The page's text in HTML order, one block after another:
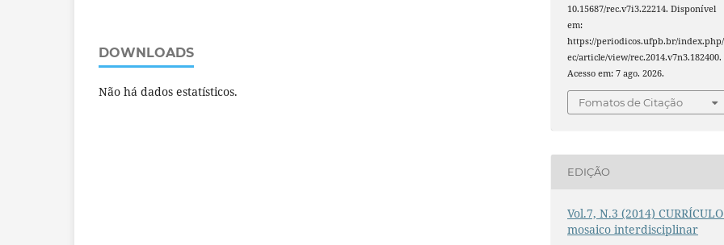
DOWNLOADS
Não há dados estatísticos.
10.15687/rec.v7i3.22214. Disponível
em:
https://periodicos.ufpb.br/
ec/article/view/rec.2014.v7n3.182400.
Acesso em: 7 ago. 2026.
Fomatos de Citação
EDIÇÃO
Vol.7, N.3 (2014)
mosaico interdisciplinar